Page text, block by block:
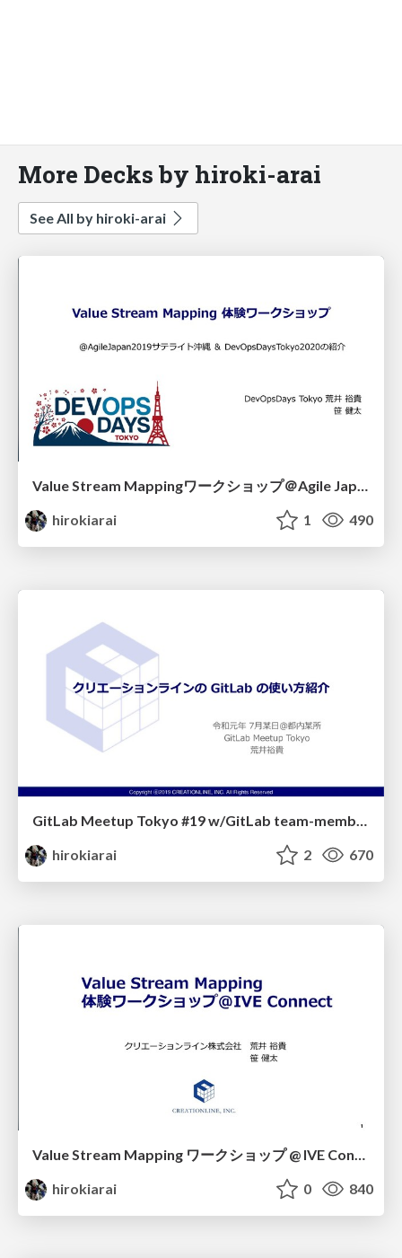
More Decks by hiroki-arai
See All by hiroki-arai
Value Stream Mappingワークショップ＠Agile Japan 沖縄サテライト
hirokiarai
1 490
hirokiarai
2 670
Value Stream Mapping ワークショップ @ IVE Connect
hirokiarai
0 840